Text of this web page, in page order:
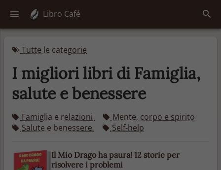
Libro Café
Tutte le categorie
I migliori libri di Famiglia,
salute e benessere
Famiglia e relazioni
Mente, corpo e spirito
Salute e benessere
Self-help
Il Mio Drago ha paura! 12 storie per
risolvere i problemi